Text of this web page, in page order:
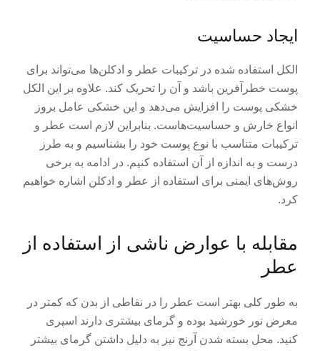
ایجاد حساسیت
الکل استفاده شده در ترکیبات عطر و ادکلن‌ها می‌تواند برای
پوست خطرآفرین باشد و آن را تحریک کند. علاوه بر این الکل
خشکی پوست را افزایش می‌دهد و این خشکی عامل بروز
انواع خارش و حساسیت‌هاست. بنابراین لازم است عطر و
ترکیبات متناسب با نوع پوست خود را بشناسیم و به طرز
درست و به اندازه از آن استفاده کنیم. در ادامه به برخی
روش‌های ایمنی برای استفاده از عطر و ادکلن اشاره خواهیم
کرد.
مقابله با عوارض ناشی از استفاده از
عطر
به طور کلی بهتر است عطر را در نقاطی از بدن که کمتر در
معرض نور خورشید بوده و گرمای بیشتری دارند اسپری
کنید. محل بسته شدن آرنج نیز به دلیل داشتن گرمای بیشتر